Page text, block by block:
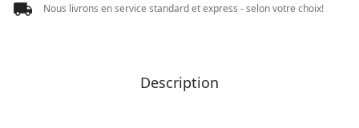
Nous livrons en service standard et express - selon votre choix!
Description